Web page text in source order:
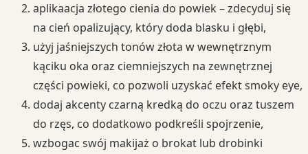
aplikaacja złotego cienia do powiek – zdecyduj się
na cień opalizujący, który doda blasku i głębi,
użyj jaśniejszych tonów złota w wewnętrznym
kąciku oka oraz ciemniejszych na zewnętrznej
części powieki, co pozwoli uzyskać efekt smoky eye,
dodaj akcenty czarną kredką do oczu oraz tuszem
do rzęs, co dodatkowo podkreśli spojrzenie,
wzbogac swój makijaż o brokat lub drobinki